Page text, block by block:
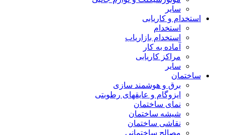
سایر
استخدام و کاریابی
استخدام
استخدام بازاریاب
آماده به کار
مراکز کاریابی
سایر
ساختمان
برق و هوشمند سازی
ایزوگام و عایقهای رطوبتی
نمای ساختمان
شیشه ساختمان
نقاشی ساختمان
مصالح ساختمانی